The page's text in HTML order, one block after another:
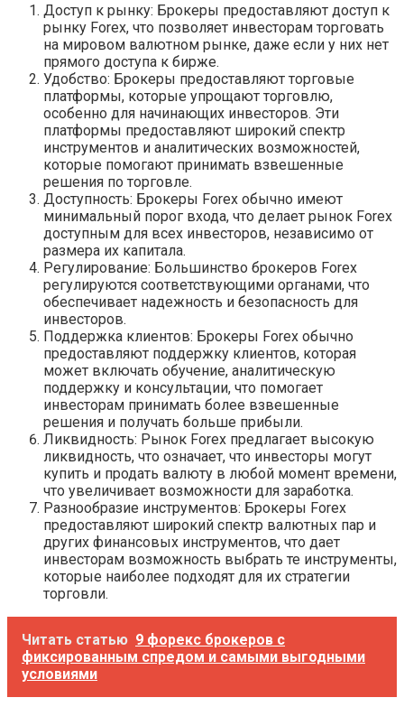
Доступ к рынку: Брокеры предоставляют доступ к
рынку Forex, что позволяет инвесторам торговать
на мировом валютном рынке, даже если у них нет
прямого доступа к бирже.
Удобство: Брокеры предоставляют торговые
платформы, которые упрощают торговлю,
особенно для начинающих инвесторов. Эти
платформы предоставляют широкий спектр
инструментов и аналитических возможностей,
которые помогают принимать взвешенные
решения по торговле.
Доступность: Брокеры Forex обычно имеют
минимальный порог входа, что делает рынок Forex
доступным для всех инвесторов, независимо от
размера их капитала.
Регулирование: Большинство брокеров Forex
регулируются соответствующими органами, что
обеспечивает надежность и безопасность для
инвесторов.
Поддержка клиентов: Брокеры Forex обычно
предоставляют поддержку клиентов, которая
может включать обучение, аналитическую
поддержку и консультации, что помогает
инвесторам принимать более взвешенные
решения и получать больше прибыли.
Ликвидность: Рынок Forex предлагает высокую
ликвидность, что означает, что инвесторы могут
купить и продать валюту в любой момент времени,
что увеличивает возможности для заработка.
Разнообразие инструментов: Брокеры Forex
предоставляют широкий спектр валютных пар и
других финансовых инструментов, что дает
инвесторам возможность выбрать те инструменты,
которые наиболее подходят для их стратегии
торговли.
Читать статью 9 форекс брокеров с
фиксированным спредом и самыми выгодными
условиями